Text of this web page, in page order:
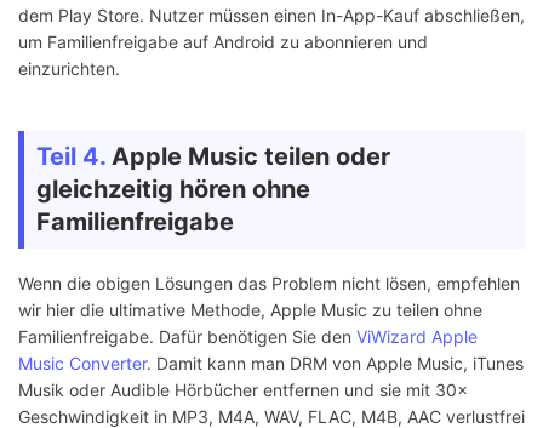
dem Play Store. Nutzer müssen einen In-App-Kauf abschließen,
um Familienfreigabe auf Android zu abonnieren und
einzurichten.
Teil 4. Apple Music teilen oder
gleichzeitig hören ohne
Familienfreigabe
Wenn die obigen Lösungen das Problem nicht lösen, empfehlen
wir hier die ultimative Methode, Apple Music zu teilen ohne
Familienfreigabe. Dafür benötigen Sie den ViWizard Apple
Music Converter. Damit kann man DRM von Apple Music, iTunes
Musik oder Audible Hörbücher entfernen und sie mit 30×
Geschwindigkeit in MP3, M4A, WAV, FLAC, M4B, AAC verlustfrei